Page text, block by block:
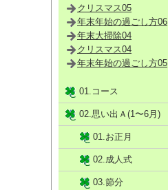
クリスマス05
年末年始の過ごし方06
年末大掃除04
クリスマス04
年末年始の過ごし方05
01.コース
02.思い出Ａ(1〜6月)
01.お正月
02.成人式
03.節分